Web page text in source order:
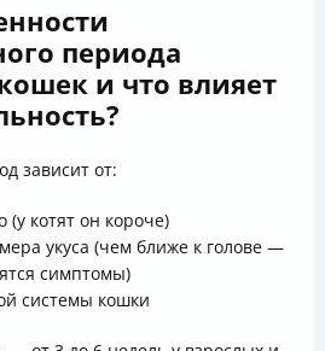
периода
и что влияет
зависит от:
(у котят он короче)
укуса (чем ближе к голове —
симптомы)
системы кошки